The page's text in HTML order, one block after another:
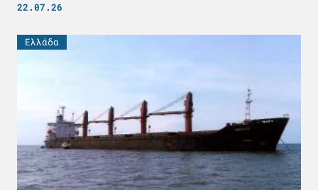
22.07.26
Ελλάδα